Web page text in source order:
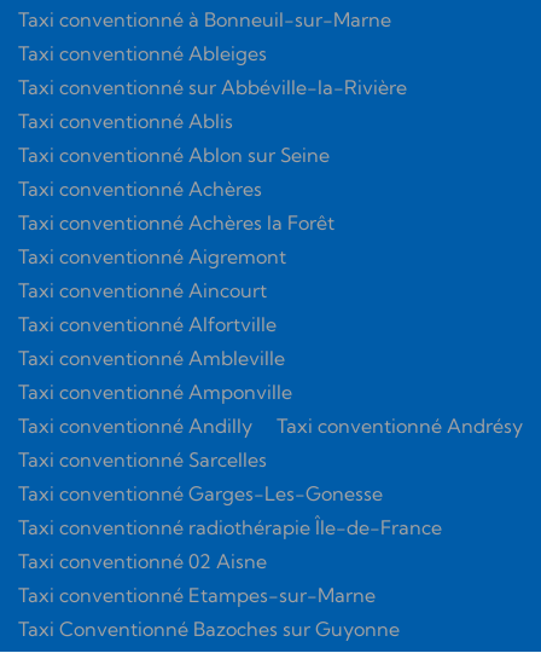
Taxi conventionné à Bonneuil-sur-Marne
Taxi conventionné Ableiges
Taxi conventionné sur Abbéville-la-Rivière
Taxi conventionné Ablis
Taxi conventionné Ablon sur Seine
Taxi conventionné Achères
Taxi conventionné Achères la Forêt
Taxi conventionné Aigremont
Taxi conventionné Aincourt
Taxi conventionné Alfortville
Taxi conventionné Ambleville
Taxi conventionné Amponville
Taxi conventionné Andilly
Taxi conventionné Andrésy
Taxi conventionné Sarcelles
Taxi conventionné Garges-Les-Gonesse
Taxi conventionné radiothérapie Île-de-France
Taxi conventionné 02 Aisne
Taxi conventionné Etampes-sur-Marne
Taxi Conventionné Bazoches sur Guyonne